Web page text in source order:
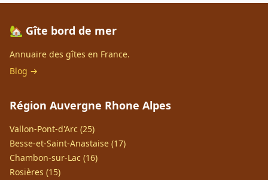
🏡 Gîte bord de mer
Annuaire des gîtes en France.
Blog →
Région Auvergne Rhone Alpes
Vallon-Pont-d'Arc (25)
Besse-et-Saint-Anastaise (17)
Chambon-sur-Lac (16)
Rosières (15)